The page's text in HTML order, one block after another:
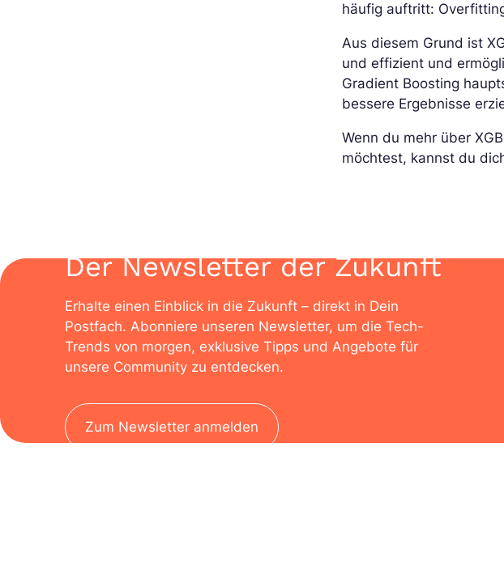
häufig auftritt:
Aus diesem Grund ist
und effizient und
Gradient Boosting
bessere Ergebnisse
Wenn du mehr über
möchtest, kannst du
Der Newsletter der Zukunft
Erhalte einen Einblick in die Zukunft – direkt in Dein
Postfach. Abonniere unseren Newsletter, um die Tech-
Trends von morgen, exklusive Tipps und Angebote für
unsere Community zu entdecken.
Zum Newsletter anmelden